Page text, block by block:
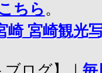
こちら 。
崎 宮崎観光